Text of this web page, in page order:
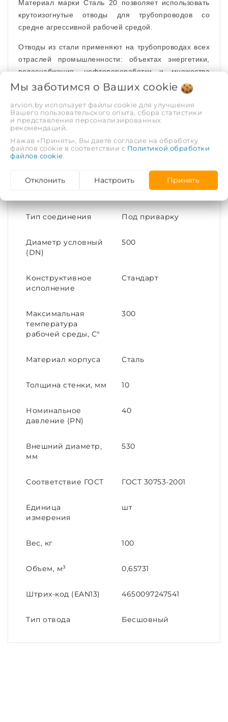
Материал марки Сталь 20 позволяет использовать
крутоизогнутые отводы для трубопроводов со
средне агрессивной рабочей средой.
Отводы из стали применяют на трубопроводах всех
отраслей промышленности: объектах энергетики,
водоснабжения, нефтепереработки и множества
других отраслей.
ХАРАКТЕРИСТИКИ
Рабочая среда
Рабочее давление,
Без покрытия
Тип соединения Под приварку
Диаметр условный
(DN)
500
Конструктивное
исполнение
Стандарт
Максимальная
температура
рабочей среды, С°
300
Материал корпуса Сталь
Толщина стенки, мм 10
Номинальное
давление (PN)
40
Внешний диаметр,
мм
530
Соответствие ГОСТ ГОСТ 30753-2001
Единица
измерения
шт
Вес, кг 100
Объем, м³ 0,65731
Штрих-код (EAN13) 4650097247541
Тип отвода Бесшовный
Мы заботимся о Ваших cookie
arvion.by использует файлы cookie для улучшения
Вашего пользовательского опыта, сбора статистики
и представления персонализированных
рекомендаций.
Нажав «Принять», Вы даете согласие на обработку
файлов cookie в соответствии с Политикой обработки
файлов cookie
Отклонить Настроить Принять